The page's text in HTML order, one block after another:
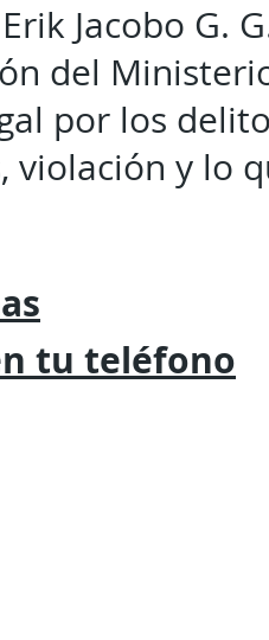
Jacobo G.
del
por los
violación y lo
tu teléfono